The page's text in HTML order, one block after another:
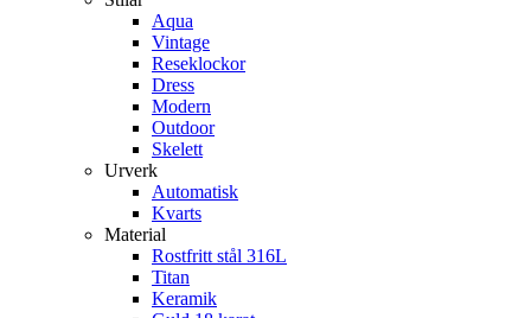
Aqua
Vintage
Reseklockor
Dress
Modern
Outdoor
Skelett
Urverk
Automatisk
Kvarts
Material
Rostfritt stål 316L
Titan
Keramik